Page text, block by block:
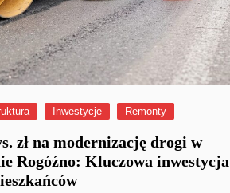
Inwestycje Remonty
zł na modernizację drogi w
Rogóźno: Kluczowa inwestycja